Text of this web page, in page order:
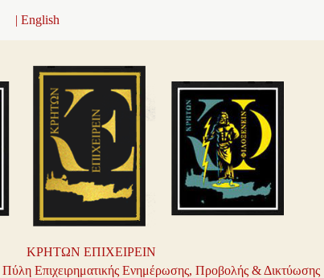
| English
ΚΡΗΤΩΝ ΕΠΙΧΕΙΡΕΙΝ
Επιχειρηματικής Ενημέρωσης, Προβολής & Δικτύωσης